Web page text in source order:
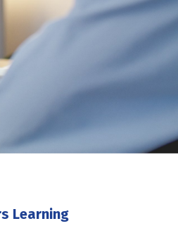
Learning